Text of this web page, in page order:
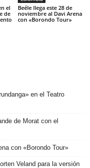
el
de
Beéle llega este 28 de
noviembre al Davi Arena
con «Borondo Tour»
en el Teatro
de Morat con el
con «Borondo Tour»
Veland para la versión